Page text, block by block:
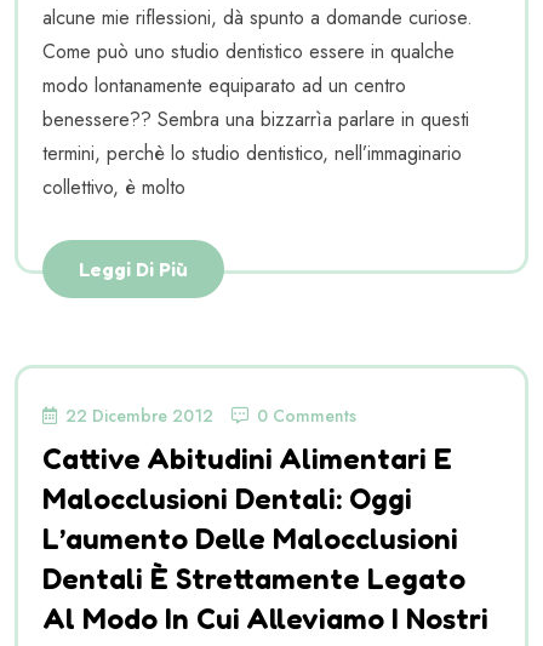
alcune mie riflessioni, dà spunto a domande curiose.
Come può uno studio dentistico essere in qualche
modo lontanamente equiparato ad un centro
benessere?? Sembra una bizzarrìa parlare in questi
termini, perchè lo studio dentistico, nell’immaginario
collettivo, è molto
Leggi Di Più
22 Dicembre 2012 0 Comments
Cattive Abitudini Alimentari E
Malocclusioni Dentali: Oggi
L’aumento Delle Malocclusioni
Dentali È Strettamente Legato
Al Modo In Cui Alleviamo I Nostri